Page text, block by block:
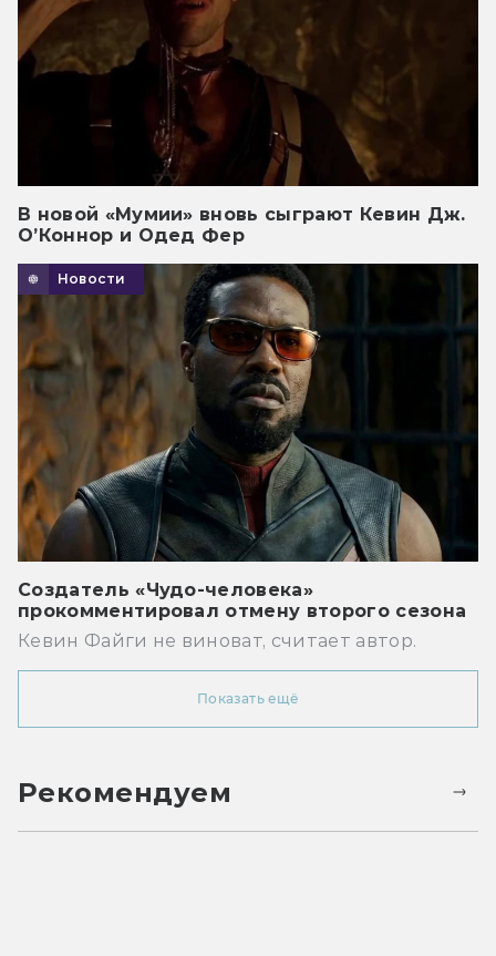
В новой «Мумии» вновь сыграют Кевин Дж.
О’Коннор и Одед Фер
Новости
Создатель «Чудо-человека»
прокомментировал отмену второго сезона
Кевин Файги не виноват, считает автор.
Показать ещё
Рекомендуем